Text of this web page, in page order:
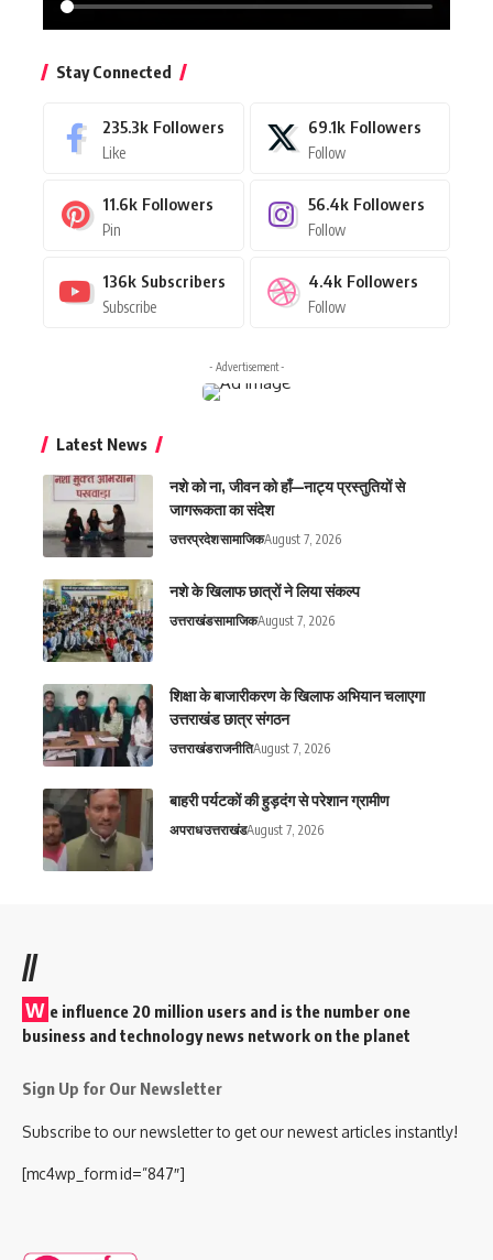
Stay Connected
235.3k Followers
Like
69.1k Followers
Follow
11.6k Followers
Pin
56.4k Followers
Follow
136k Subscribers
Subscribe
4.4k Followers
Follow
- Advertisement -
Latest News
नशे को ना, जीवन को हाँ—नाट्य प्रस्तुतियों से
जागरूकता का संदेश
उत्तरप्रदेशसामाजिकAugust 7, 2026
नशे के खिलाफ छात्रों ने लिया संकल्प
उत्तराखंडसामाजिकAugust 7, 2026
शिक्षा के बाजारीकरण के खिलाफ अभियान चलाएगा
उत्तराखंड छात्र संगठन
उत्तराखंडराजनीतिAugust 7, 2026
बाहरी पर्यटकों की हुड़दंग से परेशान ग्रामीण
अपराधउत्तराखंडAugust 7, 2026
//
W e influence 20 million users and is the number one
business and technology news network on the planet
Sign Up for Our Newsletter
Subscribe to our newsletter to get our newest articles instantly!
[mc4wp_form id=”847″]